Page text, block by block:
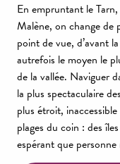
En empruntant le Tarn,
Malène, on change de
point de vue, d’avant
autrefois le moyen le
de la vallée. Naviguer
la plus spectaculaire
plus étroit,
plages du coin : des
espérant que